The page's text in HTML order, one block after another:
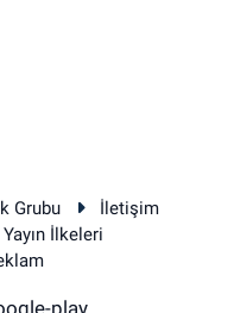
Grubu
İletişim
Yayın İlkeleri